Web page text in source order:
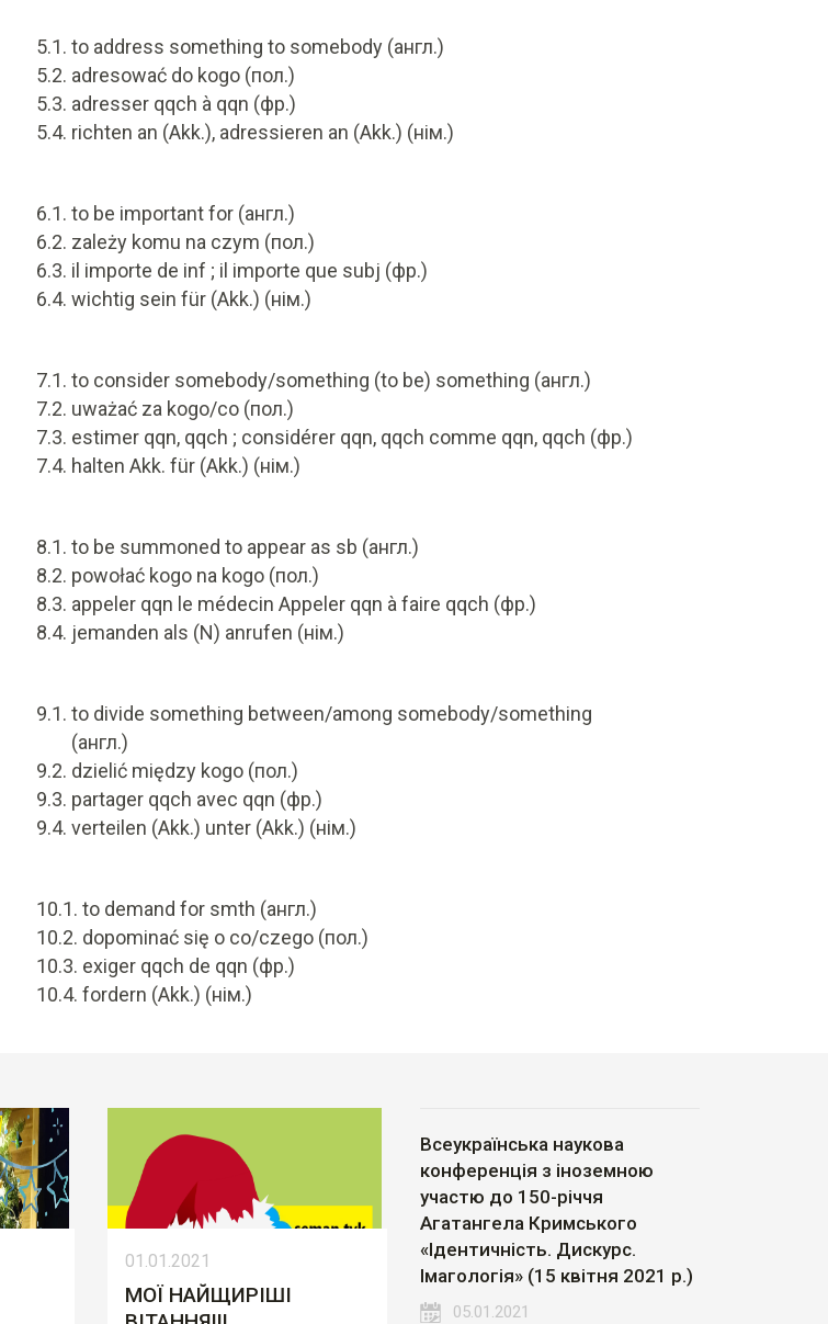
to address something to somebody (англ.)
adresować do kogo (пол.)
adresser qqch à qqn (фр.)
richten an (Akk.), adressieren an (Akk.) (нім.)
to be important for (англ.)
zależy komu na czym (пол.)
il importe de inf ; il importe que subj (фр.)
wichtig sein für (Akk.) (нім.)
to consider somebody/something (to be) something (англ.)
uważać za kogo/co (пол.)
estimer qqn, qqch ; considérer qqn, qqch comme qqn, qqch (фр.)
halten Akk. für (Akk.) (нім.)
to be summoned to appear as sb (англ.)
powołać kogo na kogo (пол.)
appeler qqn le médecin Appeler qqn à faire qqch (фр.)
jemanden als (N) anrufen (нім.)
to divide something between/among somebody/something
(англ.)
dzielić między kogo (пол.)
partager qqch avec qqn (фр.)
verteilen (Akk.) unter (Akk.) (нім.)
to demand for smth (англ.)
dopominać się o co/czego (пол.)
exiger qqch de qqn (фр.)
fordern (Akk.) (нім.)
01.01.2021
МОЇ НАЙЩИРІШІ
Всеукраїнська наукова
конференція з іноземною
участю до 150-річчя
Агатангела Кримського
«Ідентичність. Дискурс.
Імагологія» (15 квітня 2021 р.)
05.01.2021